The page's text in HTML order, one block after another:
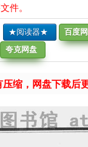
件。
★阅读器★ 百度
夸克网盘
压缩，网盘下载后